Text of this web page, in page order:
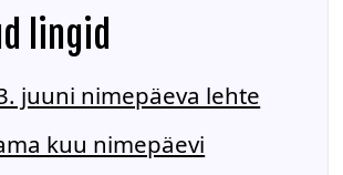
lingid
juuni nimepäeva lehte
kuu nimepäevi